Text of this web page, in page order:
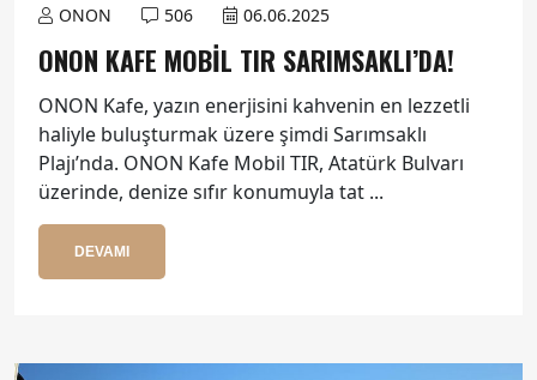
ONON 506 06.06.2025
ONON KAFE MOBIL TIR SARIMSAKLI’DA!
ONON Kafe, yazın enerjisini kahvenin en lezzetli
haliyle buluşturmak üzere şimdi Sarımsaklı
Plajı’nda. ONON Kafe Mobil TIR, Atatürk Bulvarı
üzerinde, denize sıfır konumuyla tat ...
DEVAMI